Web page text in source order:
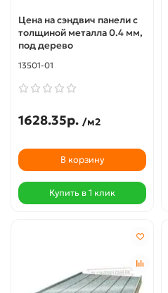
Цена на сэндвич панели с
толщиной металла 0.4 мм,
под дерево
13501-01
1628.35р. /м2
В корзину
Купить в 1 клик